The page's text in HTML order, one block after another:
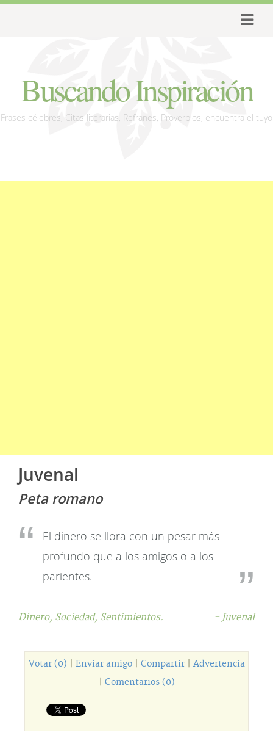
Buscando Inspiración
Frases célebres, Citas literarias, Refranes, Proverbios, encuentra el tuyo
Juvenal
Peta romano
El dinero se llora con un pesar más
profundo que a los amigos o a los
parientes.
Dinero, Sociedad, Sentimientos. - Juvenal
Votar (0) Enviar amigo| Compartir| Advertencia
Comentarios (0)